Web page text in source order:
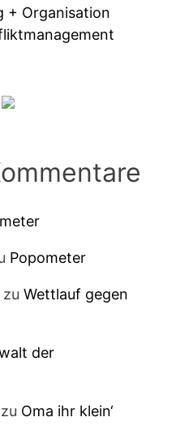
+ Organisation
Popometer
zu Wettlauf gegen
der
Oma ihr klein‘